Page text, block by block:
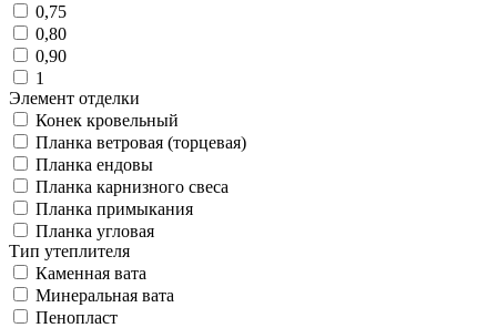
0,75
0,80
0,90
1
Элемент отделки
Конек кровельный
Планка ветровая (торцевая)
Планка ендовы
Планка карнизного свеса
Планка примыкания
Планка угловая
Тип утеплителя
Каменная вата
Минеральная вата
Пенопласт